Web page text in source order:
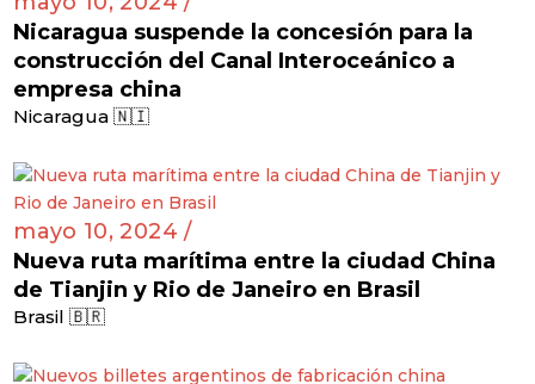
Nicaragua suspende la concesión para la
construcción del Canal Interoceánico a
empresa china
Nicaragua 🇳🇮
mayo 10, 2024 /
Nueva ruta marítima entre la ciudad China
de Tianjin y Rio de Janeiro en Brasil
Brasil 🇧🇷